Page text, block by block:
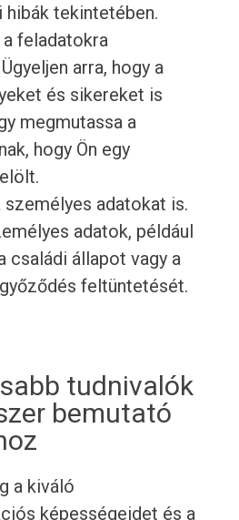
hibák tekintetében.
feladatokra
arra, hogy a
és sikereket is
megmutassa a
hogy Ön egy
személyes adatokat is.
adatok, például
családi állapot vagy a
feltüntetését.
tudnivalók
bemutató
a kiváló
képességeidet és a